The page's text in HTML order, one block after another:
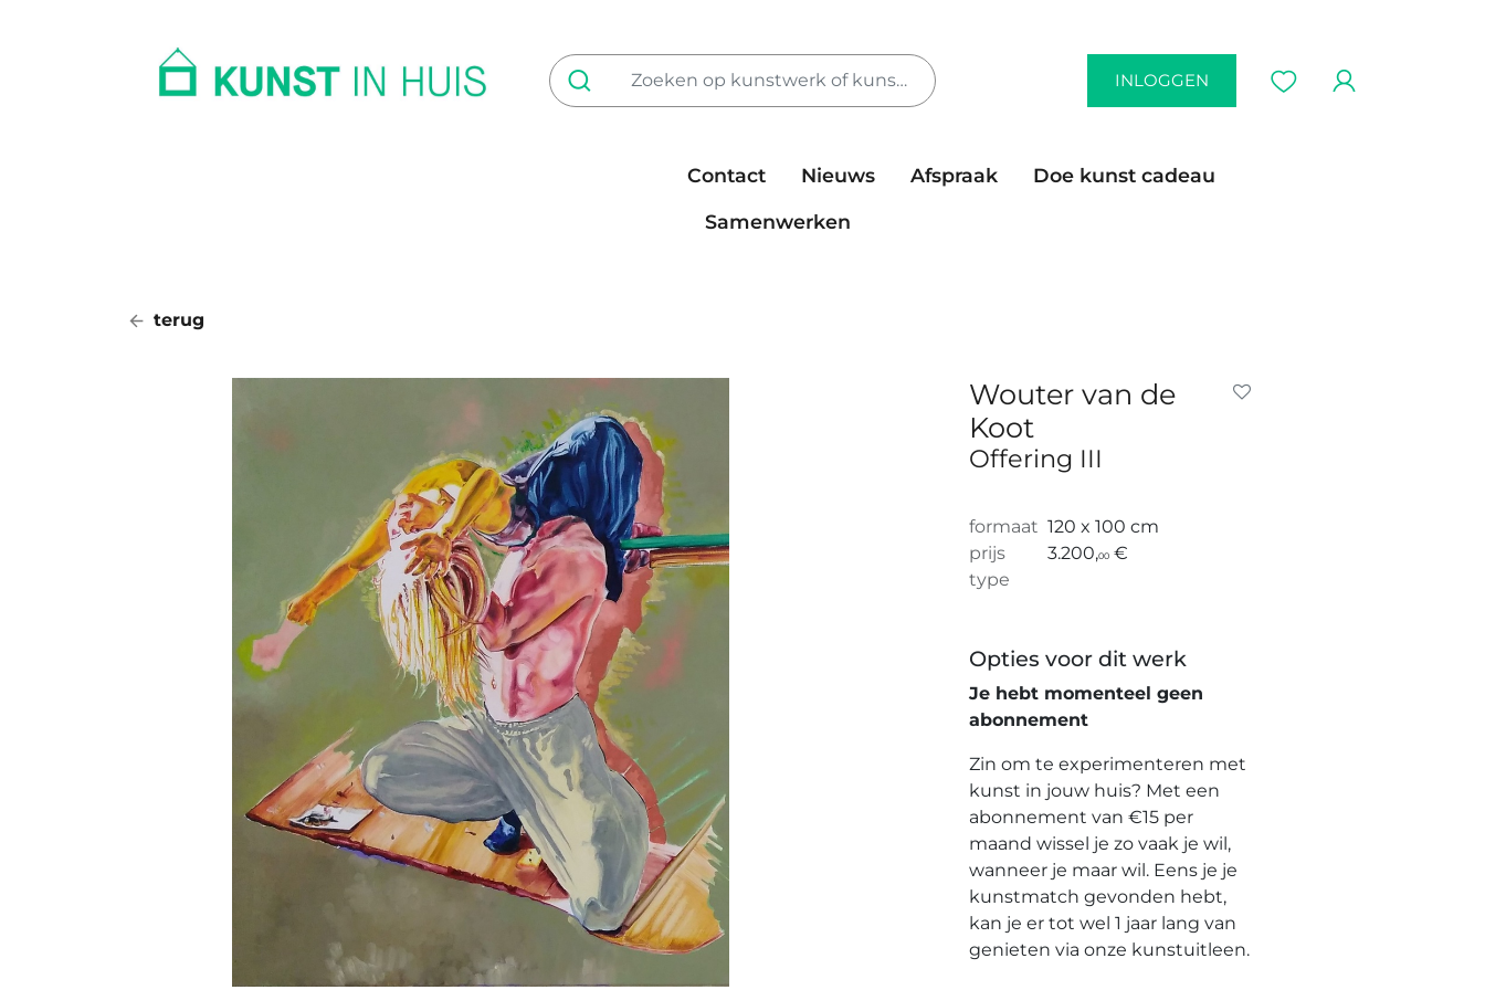
INLOGGEN
Contact Nieuws Afspraak
Doe kunst cadeau
Samenwerken
terug
Wouter van de
Koot
Offering III
formaat 120 x 100 cm
prijs
3.200,00 €
type
Opties voor dit werk
Je hebt momenteel geen
abonnement
Zin om te experimenteren met
kunst in jouw huis? Met een
abonnement van €15 per
maand wissel je zo vaak je wil,
wanneer je maar wil. Eens je je
kunstmatch gevonden hebt,
kan je er tot wel 1 jaar lang van
genieten via onze kunstuitleen.